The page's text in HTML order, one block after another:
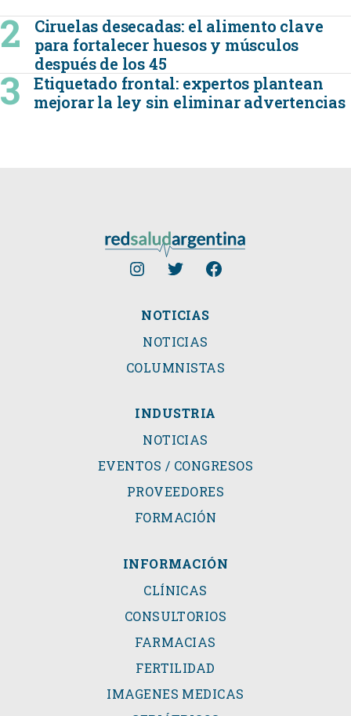
Ciruelas desecadas: el alimento clave
para fortalecer huesos y músculos
después de los 45
Etiquetado frontal: expertos plantean
mejorar la ley sin eliminar advertencias
NOTICIAS
NOTICIAS
COLUMNISTAS
INDUSTRIA
NOTICIAS
EVENTOS / CONGRESOS
PROVEEDORES
FORMACIÓN
INFORMACIÓN
CLÍNICAS
CONSULTORIOS
FARMACIAS
FERTILIDAD
IMAGENES MEDICAS